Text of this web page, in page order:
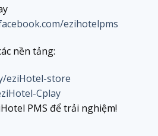
ezihotelpms
nền tảng:
eziHotel-store
Cplay
PMS để trải nghiệm!